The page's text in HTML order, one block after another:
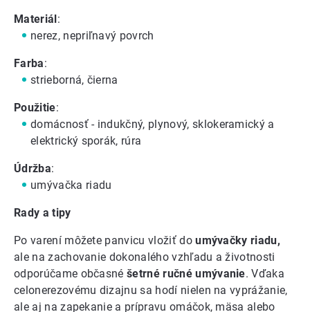
Materiál:
nerez, nepriľnavý povrch
Farba:
strieborná, čierna
Použitie:
domácnosť - indukčný, plynový, sklokeramický a
elektrický sporák, rúra
Údržba:
umývačka riadu
Rady a tipy
Po varení môžete panvicu vložiť doumývačky riadu,
ale na zachovanie dokonalého vzhľadu a životnosti
odporúčame občasnéšetrné ručné umývanie. Vďaka
celonerezovému dizajnu sa hodí nielen na vyprážanie,
ale aj na zapekanie a prípravu omáčok, mäsa alebo